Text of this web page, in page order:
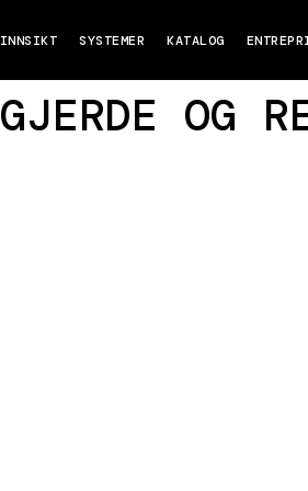
INNSIKT SYSTEMER KATALOG
GJERDE OG